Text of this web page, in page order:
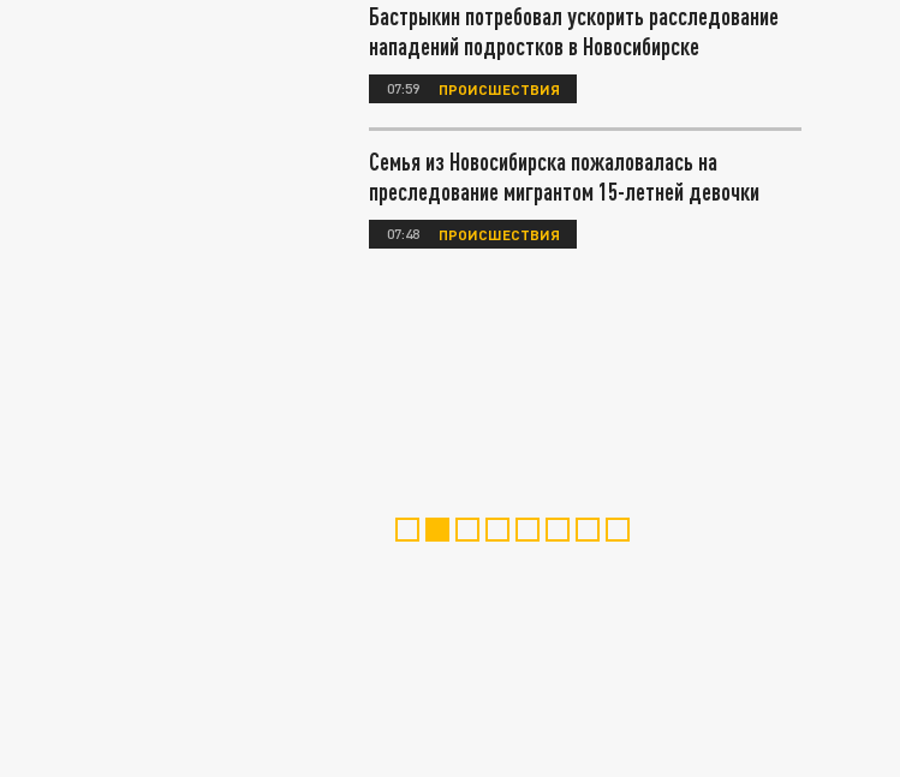
Бастрыкин потребовал ускорить расследование
нападений подростков в Новосибирске
07:59 ПРОИСШЕСТВИЯ
Семья из Новосибирска пожаловалась на
преследование мигрантом 15-летней девочки
07:48 ПРОИСШЕСТВИЯ